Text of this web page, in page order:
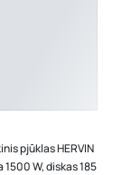
pjūklas HERVIN
1500 W, diskas 185